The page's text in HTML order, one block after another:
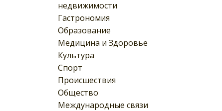
недвижимости
Гастрономия
Образование
Медицина и Здоровье
Культура
Спорт
Происшествия
Общество
Международные связи